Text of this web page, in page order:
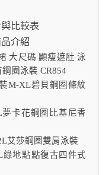
比較表
介紹
大尺碼 顯瘦遮肚 泳
圈泳裝 CR854
M-XL碧貝鋼圈條紋
夢卡花鋼圈比基尼香
艾莎鋼圈雙肩泳裝
綠地點點復古四件式